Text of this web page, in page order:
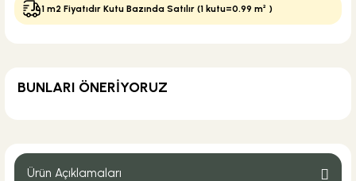
1 m2 Fiyatıdır Kutu Bazında Satılır (1 kutu=0.99 m² )
BUNLARI ÖNERİYORUZ
Ürün Açıklamaları